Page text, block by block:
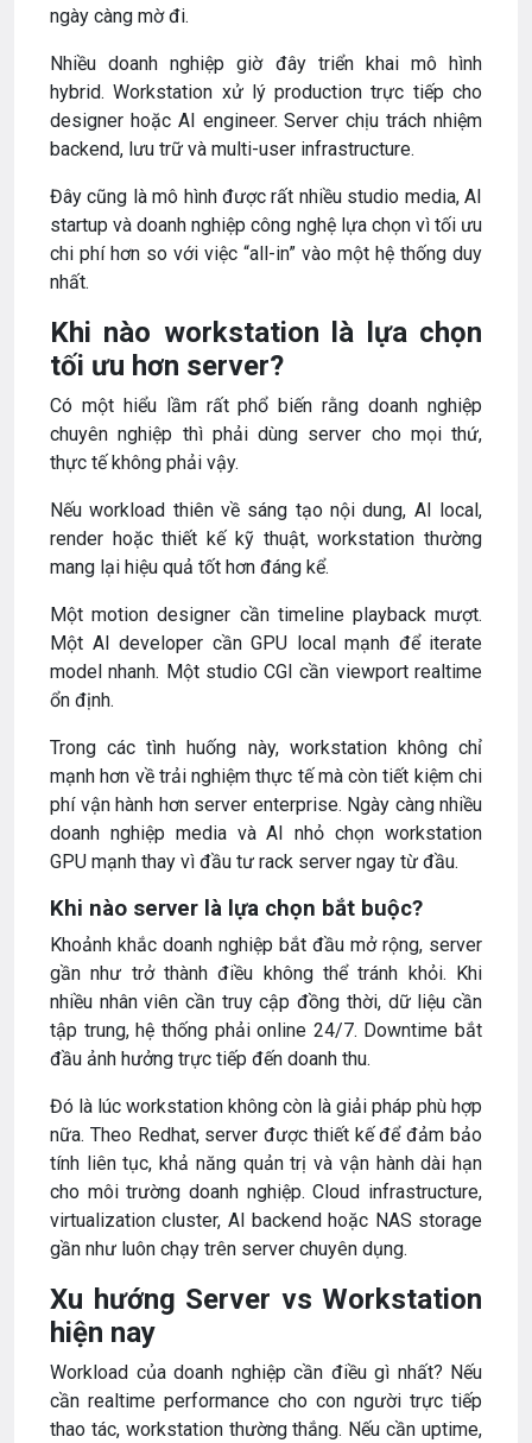
ngày càng mờ đi.
Nhiều doanh nghiệp giờ đây triển khai mô hình
hybrid. Workstation xử lý production trực tiếp cho
designer hoặc AI engineer. Server chịu trách nhiệm
backend, lưu trữ và multi-user infrastructure.
Đây cũng là mô hình được rất nhiều studio media, AI
startup và doanh nghiệp công nghệ lựa chọn vì tối ưu
chi phí hơn so với việc “all-in” vào một hệ thống duy
nhất.
Khi nào workstation là lựa chọn
tối ưu hơn server?
Có một hiểu lầm rất phổ biến rằng doanh nghiệp
chuyên nghiệp thì phải dùng server cho mọi thứ,
thực tế không phải vậy.
Nếu workload thiên về sáng tạo nội dung, AI local,
render hoặc thiết kế kỹ thuật, workstation thường
mang lại hiệu quả tốt hơn đáng kể.
Một motion designer cần timeline playback mượt.
Một AI developer cần GPU local mạnh để iterate
model nhanh. Một studio CGI cần viewport realtime
ổn định.
Trong các tình huống này, workstation không chỉ
mạnh hơn về trải nghiệm thực tế mà còn tiết kiệm chi
phí vận hành hơn server enterprise. Ngày càng nhiều
doanh nghiệp media và AI nhỏ chọn workstation
GPU mạnh thay vì đầu tư rack server ngay từ đầu.
Khi nào server là lựa chọn bắt buộc?
Khoảnh khắc doanh nghiệp bắt đầu mở rộng, server
gần như trở thành điều không thể tránh khỏi. Khi
nhiều nhân viên cần truy cập đồng thời, dữ liệu cần
tập trung, hệ thống phải online 24/7. Downtime bắt
đầu ảnh hưởng trực tiếp đến doanh thu.
Đó là lúc workstation không còn là giải pháp phù hợp
nữa. Theo Redhat, server được thiết kế để đảm bảo
tính liên tục, khả năng quản trị và vận hành dài hạn
cho môi trường doanh nghiệp. Cloud infrastructure,
virtualization cluster, AI backend hoặc NAS storage
gần như luôn chạy trên server chuyên dụng.
Xu hướng Server vs Workstation
hiện nay
Workload của doanh nghiệp cần điều gì nhất? Nếu
cần realtime performance cho con người trực tiếp
thao tác, workstation thường thắng. Nếu cần uptime,